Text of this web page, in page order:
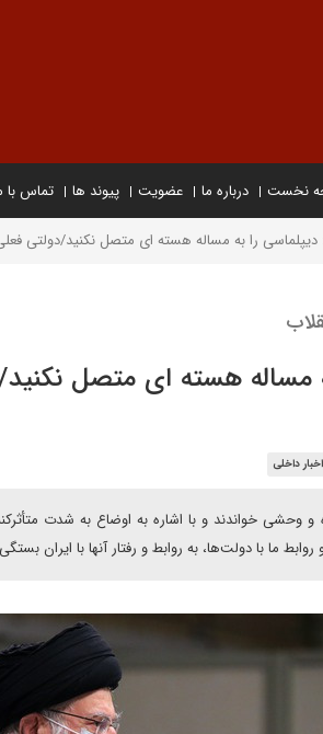
نخست درباره ما عضویت پیوند ها تماس با
را به مساله هسته ای متصل نکنید/دولتی فعلی
مساله هسته ای متصل
اخبار داخلی
وحشی خواندند و با اشاره به اوضاع به شدت
ما با دولت‌ها، به روابط و رفتار آنها با ایران